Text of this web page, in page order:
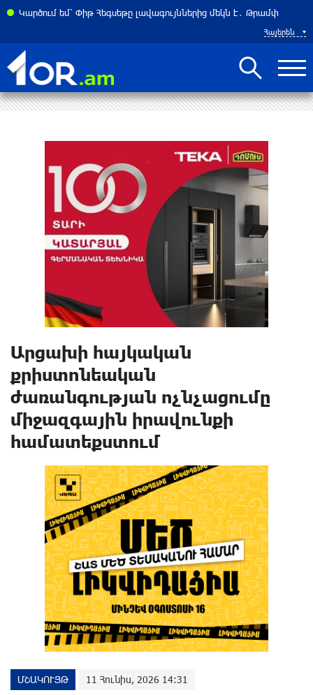
Կարծում եմ՝ Փիթ Հեգսեթը լավագույններից մեկն է․ Թրամփ
Հայերեն
Արցախի հայկական
քրիստոնեական
ժառանգության ոչնչացումը
միջազգային իրավունքի
համատեքստում
ՄՇԱԿՈՒՅԹ 11 Հունիս, 2026 14:31